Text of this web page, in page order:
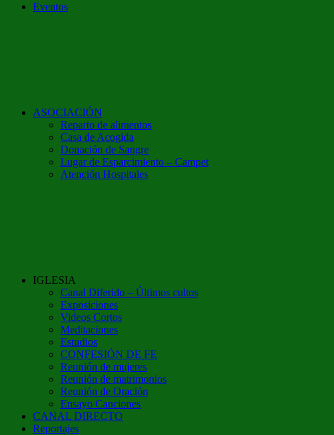
Eventos
ASOCIACIÓN
Reparto de alimentos
Casa de Acogida
Donación de Sangre
Lugar de Esparcimiento – Campet
Atención Hospitales
IGLESIA
Canal Diferido – Últimos cultos
Exposiciones
Videos Cortos
Meditaciones
Estudios
CONFESIÓN DE FE
Reunión de mujeres
Reunión de matrimonios
Reunión de Oración
Ensayo Canciones
CANAL DIRECTO
Reportajes